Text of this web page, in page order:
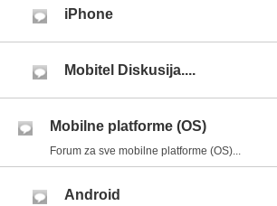
iPhone
Mobitel Diskusija....
Mobilne platforme (OS)
Forum za sve mobilne platforme (OS)...
Android